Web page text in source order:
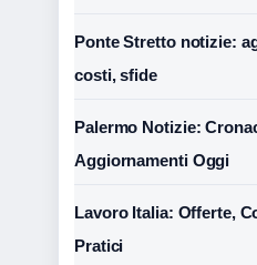
Ponte Stretto notizie:
costi, sfide
Palermo Notizie:
Aggiornamenti Oggi
Lavoro Italia: Offerte,
Pratici